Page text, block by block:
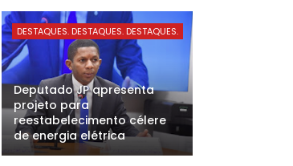
DESTAQUES. DESTAQUES. DESTAQUES.
Deputado JP apresenta
projeto para
reestabelecimento célere
de energia elétrica